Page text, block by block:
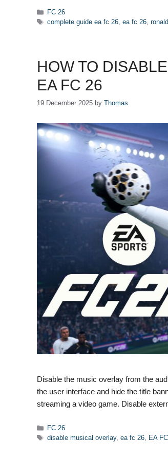
Categories
FC 26
Tags
complete guide ea fc 26,ea fc 26,
HOW TO
EA FC 26
19 December 2025 by Thomas
Disable the music overlay from the
the user interface and hide the title
streaming a video game. Disable
Categories
FC 26
Tags
disable musical overlay,ea fc 26, EA